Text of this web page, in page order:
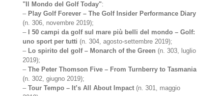
"Il Mondo del Golf Today":
– Play Golf Forever – The Golf Insider Performance Diary
(n. 306, novembre 2019);
–
I 50 campi da golf sul mare più belli del mondo – Golf:
uno sport per tutti (n. 304, agosto-settembre 2019);
– Lo spirito del golf – Monarch of the Green (n. 303, luglio
2019);
–The Peter Thomson Five – From Turnberry to Tasmania
(n. 302, giugno 2019);
–Tour Tempo – It’s All About Impact (n. 301, maggio